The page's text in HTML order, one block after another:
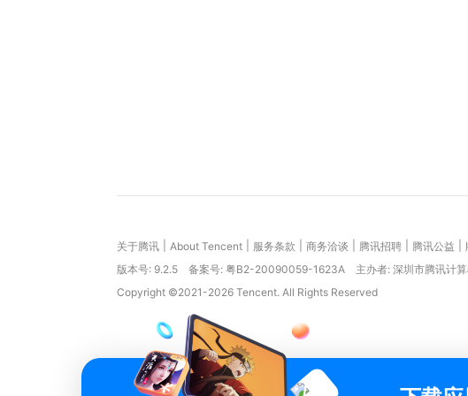
关于腾讯 About Tencent 服务条款 商务洽谈 腾讯招聘 腾讯公益
版本号: 9.2.5 备案号: 粤B2-20090059-1623A
主办者: 深圳市腾讯计
Copyright ©2021-2026 Tencent. All Rights Reserved